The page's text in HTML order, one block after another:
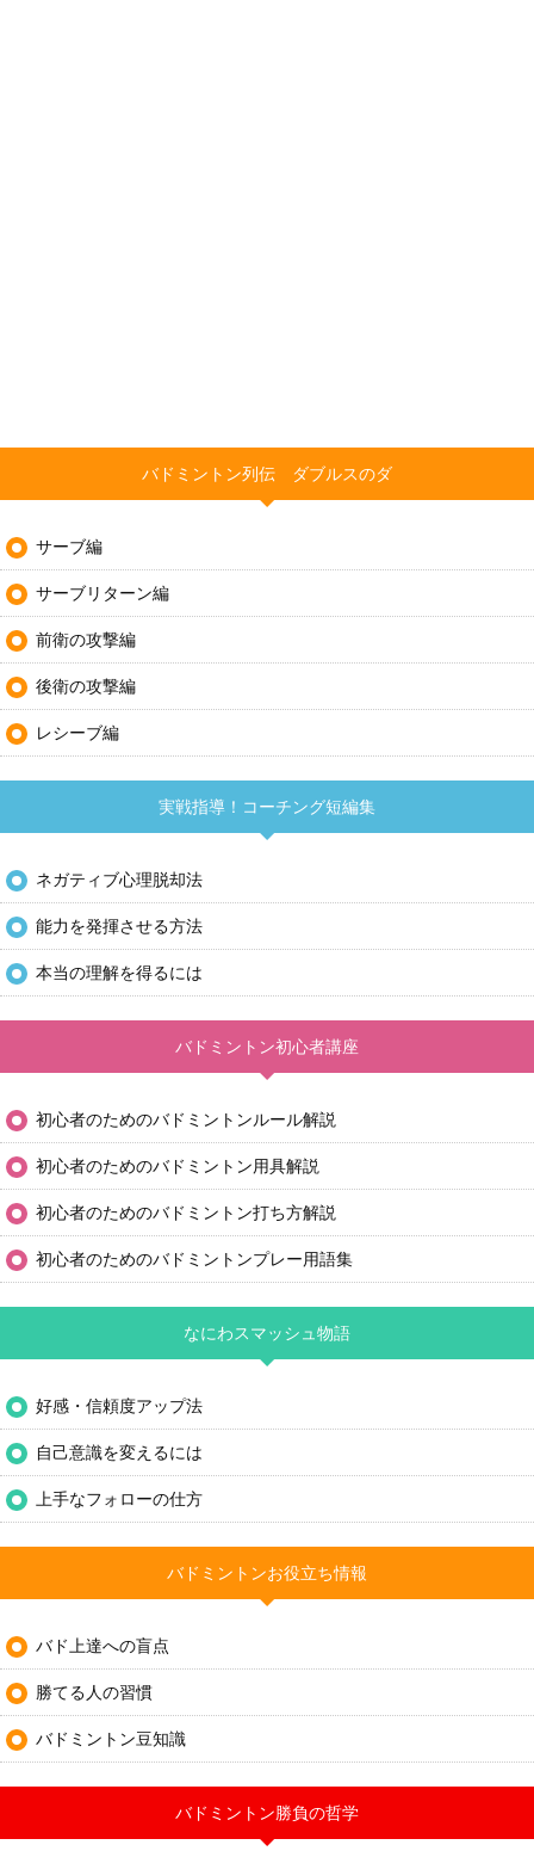
バドミントン列伝 ダブルスのダ
サーブ編
サーブリターン編
前衛の攻撃編
後衛の攻撃編
レシーブ編
実戦指導！コーチング短編集
ネガティブ心理脱却法
能力を発揮させる方法
本当の理解を得るには
バドミントン初心者講座
初心者のためのバドミントンルール解説
初心者のためのバドミントン用具解説
初心者のためのバドミントン打ち方解説
初心者のためのバドミントンプレー用語集
なにわスマッシュ物語
好感・信頼度アップ法
自己意識を変えるには
上手なフォローの仕方
バドミントンお役立ち情報
バド上達への盲点
勝てる人の習慣
バドミントン豆知識
バドミントン勝負の哲学